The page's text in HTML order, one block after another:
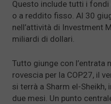
Questo include tutti i
o a reddito fisso. Al 30
nell’attività di Investment
miliardi di dollari.
Tutto giunge con l’entrata
rovescia per la COP27, il
si terrà a Sharm el-Sheikh,
due mesi. Un punto